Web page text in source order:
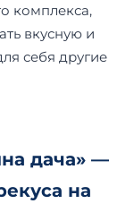
комплекса,
вкусную и
себя другие
дача» —
на